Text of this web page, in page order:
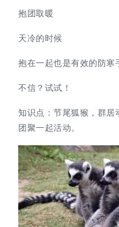
抱团取暖
天冷的时候
抱在一起也是有效的防寒
不信？试试！
知识点： 节尾狐猴，群居
团聚一起活动。